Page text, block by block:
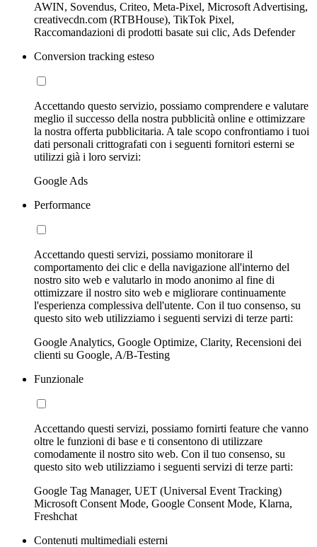
AWIN, Sovendus, Criteo, Meta-Pixel, Microsoft Advertising,
creativecdn.com (RTBHouse), TikTok Pixel,
Raccomandazioni di prodotti basate sui clic, Ads Defender
Conversion tracking esteso
Accettando questo servizio, possiamo comprendere e valutare
meglio il successo della nostra pubblicità online e ottimizzare
la nostra offerta pubblicitaria. A tale scopo confrontiamo i tuoi
dati personali crittografati con i seguenti fornitori esterni se
utilizzi già i loro servizi:
Google Ads
Performance
Accettando questi servizi, possiamo monitorare il
comportamento dei clic e della navigazione all'interno del
nostro sito web e valutarlo in modo anonimo al fine di
ottimizzare il nostro sito web e migliorare continuamente
l'esperienza complessiva dell'utente. Con il tuo consenso, su
questo sito web utilizziamo i seguenti servizi di terze parti:
Google Analytics, Google Optimize, Clarity, Recensioni dei
clienti su Google, A/B-Testing
Funzionale
Accettando questi servizi, possiamo fornirti feature che vanno
oltre le funzioni di base e ti consentono di utilizzare
comodamente il nostro sito web. Con il tuo consenso, su
questo sito web utilizziamo i seguenti servizi di terze parti:
Google Tag Manager, UET (Universal Event Tracking)
Microsoft Consent Mode, Google Consent Mode, Klarna,
Freshchat
Contenuti multimediali esterni